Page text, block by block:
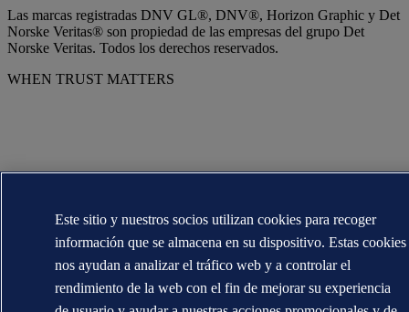
Las marcas registradas DNV GL®, DNV®, Horizon Graphic y Det
Norske Veritas® son propiedad de las empresas del grupo Det
Norske Veritas. Todos los derechos reservados.
WHEN TRUST MATTERS
Este sitio y nuestros socios utilizan cookies para recoger
información que se almacena en su dispositivo. Estas cookies
nos ayudan a analizar el tráfico web y a controlar el
rendimiento de la web con el fin de mejorar su experiencia